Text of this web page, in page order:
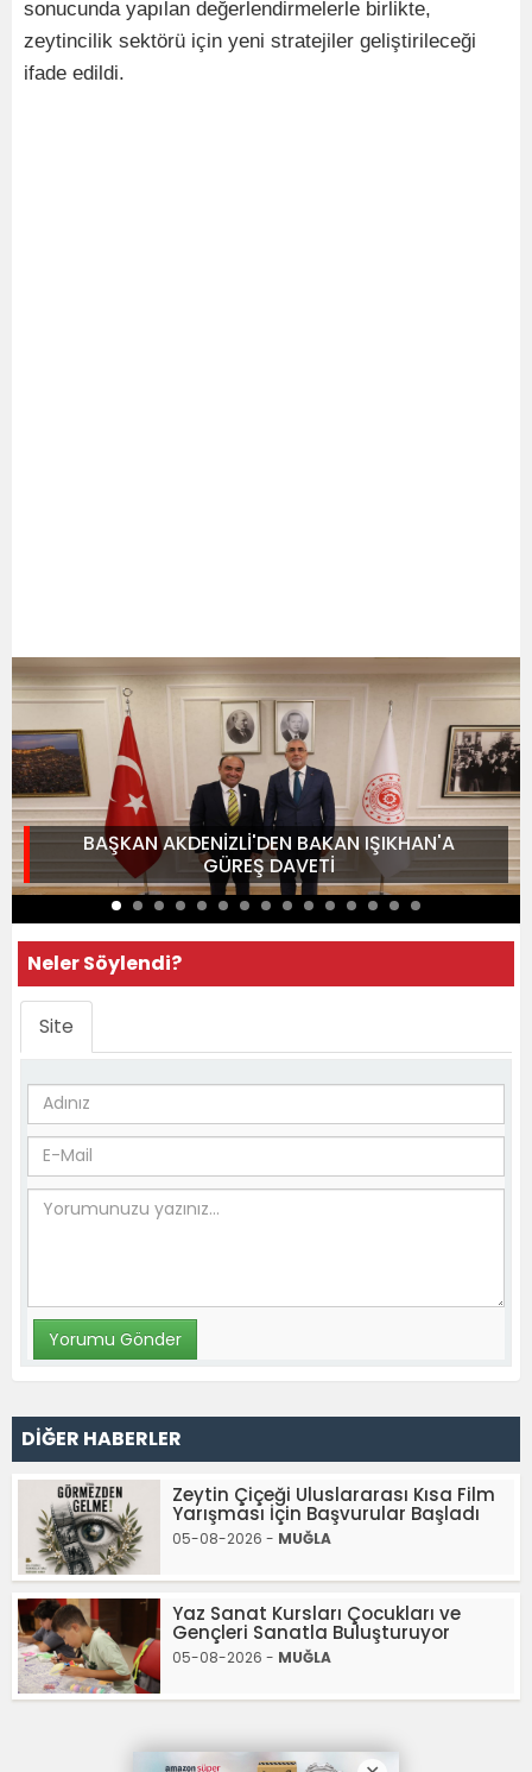
sonucunda yapılan değerlendirmelerle birlikte,
zeytincilik sektörü için yeni stratejiler geliştirileceği
ifade edildi.
BAŞKAN AKDENİZLİ'DEN BAKAN IŞIKHAN'A
GÜREŞ DAVETİ
Neler Söylendi?
Site
DİĞER HABERLER
Zeytin Çiçeği Uluslararası Kısa Film
Yarışması İçin Başvurular Başladı
05-08-2026 - MUĞLA
Yaz Sanat Kursları Çocukları ve
Gençleri Sanatla Buluşturuyor
05-08-2026 - MUĞLA